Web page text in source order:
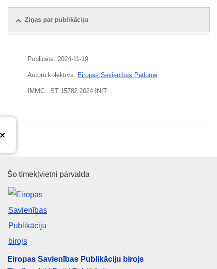
Ziņas par publikāciju
Publicēts: 2024-11-19
Autoru kolektīvs: Eiropas Savienības Padome
IMMC : ST 15782 2024 INIT
Eiropas Savienības Publikāciju
Šo tīmekļvietni pārvalda
Eiropas Savienības Publikāciju birojs